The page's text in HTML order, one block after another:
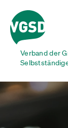
Verband der